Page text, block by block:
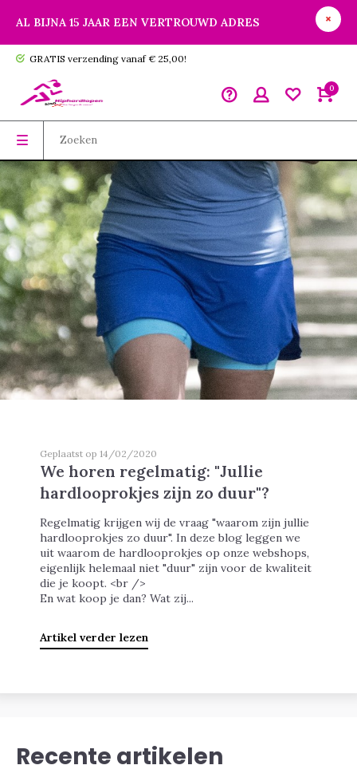
AL BIJNA 15 JAAR EEN VERTROUWD ADRES
GRATIS verzending vanaf € 25,00!
0
Geplaatst op 14/02/2020
We horen regelmatig: "Jullie
hardlooprokjes zijn zo duur"?
Regelmatig krijgen wij de vraag "waarom zijn jullie
hardlooprokjes zo duur". In deze blog leggen we
uit waarom de hardlooprokjes op onze webshops,
eigenlijk helemaal niet "duur" zijn voor de kwaliteit
die je koopt. <br />
En wat koop je dan? Wat zij...
Artikel verder lezen
Recente artikelen